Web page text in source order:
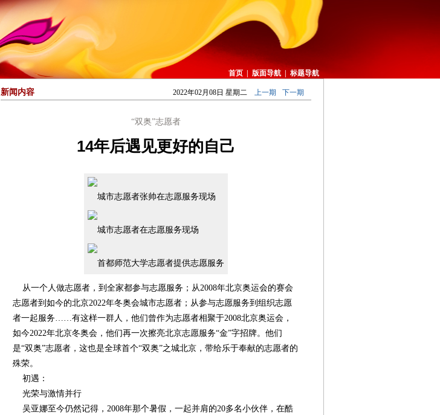
首页 版面导航 标题导航
新闻内容 2022年02月08日 星期二 上一期 下一期
“双奥”志愿者
14年后遇见更好的自己
城市志愿者张帅在志愿服务现场
城市志愿者在志愿服务现场
首都师范大学志愿者提供志愿服务
从一个人做志愿者，到全家都参与志愿服务；从2008年北京奥运会的赛会
志愿者到如今的北京2022年冬奥会城市志愿者；从参与志愿服务到组织志愿
者一起服务……有这样一群人，他们曾作为志愿者相聚于2008北京奥运会，
如今2022年北京冬奥会，他们再一次擦亮北京志愿服务“金”字招牌。他们
是“双奥”志愿者，这也是全球首个“双奥”之城北京，带给乐于奉献的志愿者的
殊荣。
初遇：
光荣与激情并行
吴亚娜至今仍然记得，2008年那个暑假，一起并肩的20多名小伙伴，在酷